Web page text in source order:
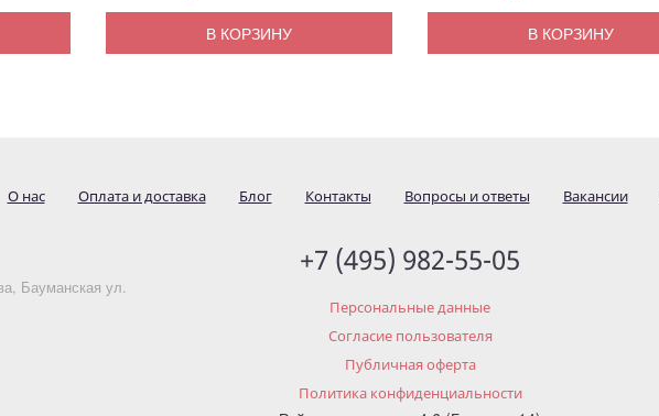
В КОРЗИНУ В КОРЗИНУ
О нас Оплата и доставка Блог Контакты Вопросы и ответы Вакансии
Бауманская ул.
+7 (495) 982-55-05
Персональные данные
Согласие пользователя
Публичная оферта
Политика конфиденциальности